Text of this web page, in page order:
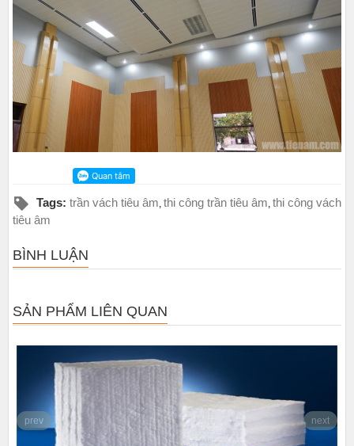
Tags: trần vách tiêu âm thi công trần tiêu âm thi công vách
tiêu âm
BÌNH LUẬN
SẢN PHẨM LIÊN QUAN
prev next